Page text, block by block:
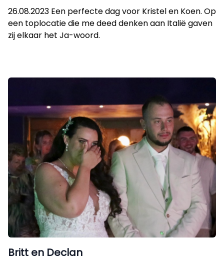
26.08.2023 Een perfecte dag voor Kristel en Koen. Op
een toplocatie die me deed denken aan Italië gaven
zij elkaar het Ja-woord.
Britt en Declan